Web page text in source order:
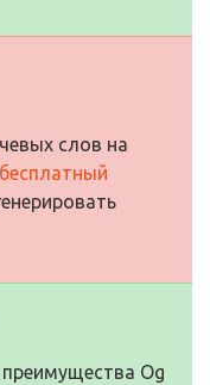
слов на
бесплатный
Og